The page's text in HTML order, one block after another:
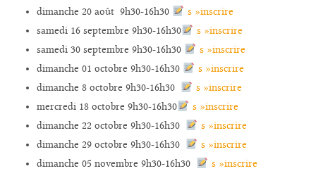
dimanche 20 août 9h30-16h30
s »inscrire
samedi 16 septembre 9h30-16h30
s »inscrire
samedi 30 septembre 9h30-16h30
s »inscrire
dimanche 01 octobre 9h30-16h30
s »inscrire
dimanche 8 octobre 9h30-16h30
s »inscrire
mercredi 18 octobre 9h30-16h30
s »inscrire
dimanche 22 octobre 9h30-16h30
s »inscrire
dimanche 29 octobre 9h30-16h30
s »inscrire
dimanche 05 novembre 9h30-16h30
s »inscrire